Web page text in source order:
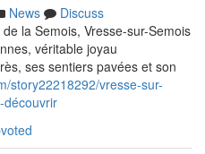
News
Discuss
la Semois, Vresse-sur-Semois
véritable joyau
ses sentiers pavées et son
story22218292/vresse-sur-
découvrir